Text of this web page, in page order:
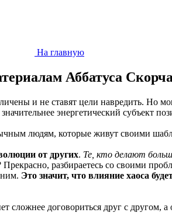
На главную
Аббатуса
и не ставят цели навредить. Но
энергетический субъект
людям, которые живут своими
от других. Те, кто делают
разбираетесь со своими
Это значит, что влияние хаоса
договориться друг с другом,